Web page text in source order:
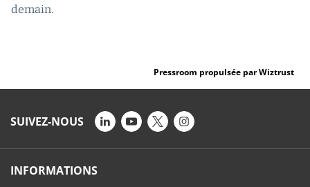
demain.
Pressroom propulsée par Wiztrust
SUIVEZ-NOUS
INFORMATIONS